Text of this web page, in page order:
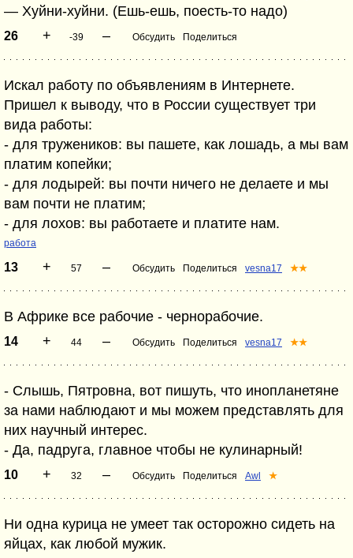
— Хуйни-хуйни. (Ешь-ешь, поесть-то надо)
26 + -39 – Обсудить Поделиться
Искал работу по объявлениям в Интернете.
Пришел к выводу, что в России существует три
вида работы:
- для тружеников: вы пашете, как лошадь, а мы вам
платим копейки;
- для лодырей: вы почти ничего не делаете и мы
вам почти не платим;
- для лохов: вы работаете и платите нам.
работа
13 + 57 – Обсудить Поделиться vesna17 ★★
В Африке все рабочие - чернорабочие.
14 + 44 – Обсудить Поделиться vesna17 ★★
- Слышь, Пятровна, вот пишуть, что инопланетяне
за нами наблюдают и мы можем представлять для
них научный интерес.
- Да, падруга, главное чтобы не кулинарный!
10 + 32 – Обсудить Поделиться Awl ★
Ни одна курица не умеет так осторожно сидеть на
яйцах, как любой мужик.